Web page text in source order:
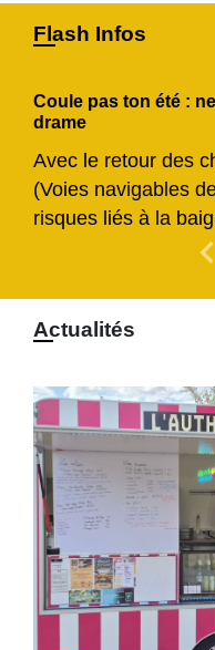
Flash Infos
Coule pas ton été :
drame
Avec le retour des
(Voies navigables
risques liés à la
chevron_left
Actualités